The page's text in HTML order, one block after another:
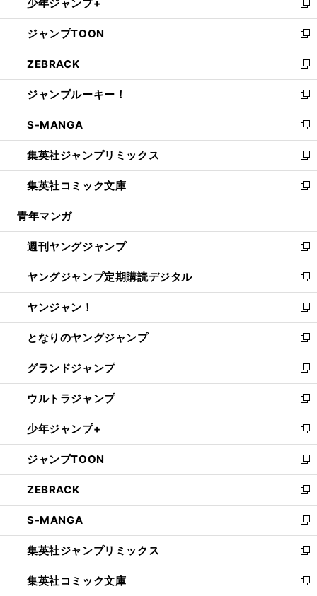
で
開
く
ド
ウ
で
開
く
ィ
ン
ド
ウ
で
開
く
い
ウ
ィ
ン
ド
ウ
で
開
く
少年ジャンプ+
新
し
い
ウ
ィ
ン
ド
ウ
で
開
く
ジャンプTOON
新
し
い
ウ
ィ
ン
ド
ウ
で
開
く
ZEBRACK
新
し
い
ウ
ィ
ン
ド
ウ
で
開
ジャンプルーキー！
新
し
い
ウ
ィ
ン
ド
ウ
開
く
S-MANGA
新
し
い
ウ
ィ
ン
ウ
で
開
く
集英社ジャンプリミックス
新
し
い
ウ
ン
ド
ウ
で
開
く
集英社コミック文庫
新
し
ウ
ィ
ン
ド
ウ
で
開
く
青年マンガ
週刊ヤングジャンプ
新
し
い
ウ
ィ
ン
ド
ウ
で
開
く
ヤングジャンプ定期購読デジタル
新
し
い
ウ
ィ
ン
ド
ウ
で
開
く
ヤンジャン！
新
し
い
ウ
ィ
ン
ド
ウ
で
開
く
となりのヤングジャンプ
新
し
い
ウ
ィ
ン
ド
ウ
で
開
く
グランドジャンプ
新
し
い
ウ
ィ
ン
ド
ウ
で
開
く
ウルトラジャンプ
新
し
い
ウ
ィ
ン
ド
ウ
で
開
く
少年ジャンプ+
新
し
い
ウ
ィ
ン
ド
ウ
で
開
く
ジャンプTOON
新
し
い
ウ
ィ
ン
ド
ウ
で
ZEBRACK
新
し
い
ウ
ィ
ン
ド
S-MANGA
新
し
い
ウ
ィ
集英社ジャンプリミックス
新
し
い
集英社コミック文庫
新